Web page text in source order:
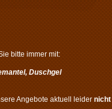
bitte immer mit:
Duschgel
Angebote aktuell leider nicht